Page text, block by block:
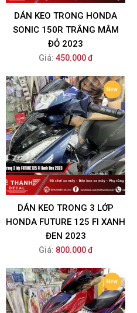
DÁN KEO TRONG HONDA
SONIC 150R TRẮNG MÂM
ĐỎ 2023
Giá: 450.000 đ
DÁN KEO TRONG 3 LỚP
HONDA FUTURE 125 FI XANH
ĐEN 2023
Giá: 800.000 đ